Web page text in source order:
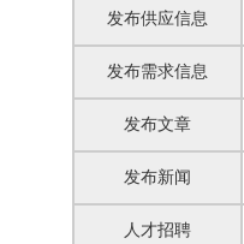
发布供应信息
发布需求信息
发布文章
发布新闻
人才招聘